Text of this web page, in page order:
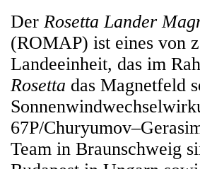
Der Rosetta Lander
(ROMAP) ist eines von
Landeeinheit, das im
Rosetta das Magnetfeld
67P/
Team in Braunschweig